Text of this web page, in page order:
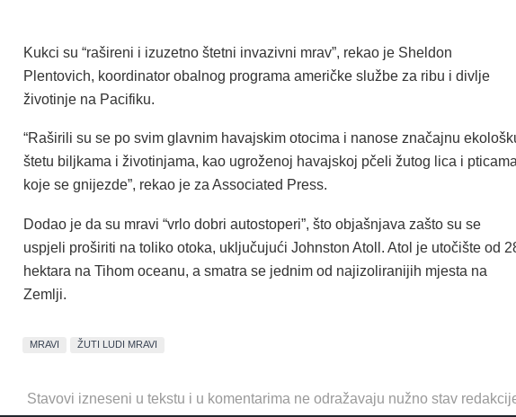
Kukci su “rašireni i izuzetno štetni invazivni mrav”, rekao je Sheldon
Plentovich, koordinator obalnog programa američke službe za ribu i divlje
životinje na Pacifiku.
“Raširili su se po svim glavnim havajskim otocima i nanose značajnu
štetu biljkama i životinjama, kao ugroženoj havajskoj pčeli žutog lica i
koje se gnijezde”, rekao je za Associated Press.
Dodao je da su mravi “vrlo dobri autostoperi”, što objašnjava zašto su se
uspjeli proširiti na toliko otoka, uključujući Johnston Atoll. Atol je utočište od
hektara na Tihom oceanu, a smatra se jednim od najizoliranijih mjesta na
Zemlji.
MRAVI ŽUTI LUDI MRAVI
Stavovi izneseni u tekstu i u komentarima ne odražavaju nužno stav